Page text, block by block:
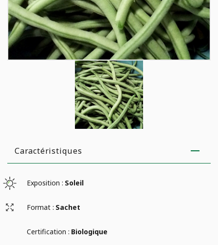
Caractéristiques
Exposition : Soleil
Format : Sachet
Certification : Biologique